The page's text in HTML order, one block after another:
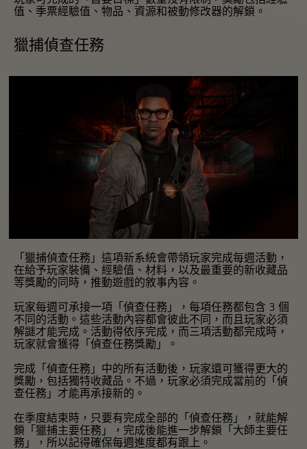
值、季票經驗值、物品、資源和被動修改器的解鎖。
獵捕偵查任務
「獵捕偵查任務」這項新系統會帶領玩家完成每週活動，
在給予玩家裝備、經驗值、材料，以及最重要的新收藏品
等獎勵的同時，推動遊戲的敘事內容。
玩家每週可承接一項「偵查任務」，每項任務都包含 3 個
不同的活動。這些活動內容都會彼此不同，而且玩家必須
解謎才能完成。活動得依序完成，而三項活動都完成時，
玩家就會獲得「偵查任務獎勵」。
完成「偵查任務」中的所有活動後，玩家還可獲得更大的
獎勵，包括獨特收藏品。不過，玩家必須完成當前的「偵
查任務」才能再承接新的。
在季度結束時，只要有完成全部的「偵查任務」，就能解
鎖「獵捕主要任務」，完成後能進一步解鎖「大師主要任
務」，所以記得確保每週進度都有跟上。